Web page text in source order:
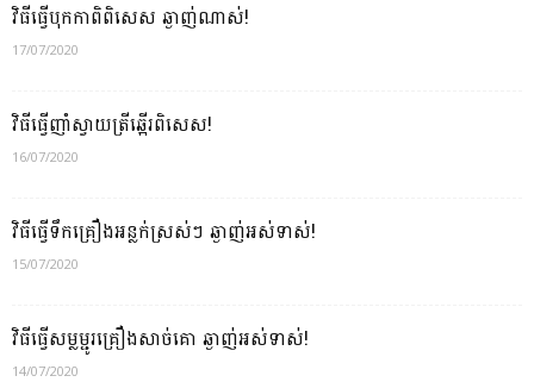
វិធីធ្វើបុកកាពិពិសេស ឆ្ងាញ់ណាស់!
17/07/2020
វិធីធ្វើញាំស្វាយត្រីឆ្អើរពិសេស!
16/07/2020
វិធីធ្វើទឹកគ្រឿងអន្លក់ស្រស់ៗ ឆ្ងាញ់អស់ទាស់!
15/07/2020
វិធីធ្វើសម្លម្ជូរគ្រឿងសាច់គោ ឆ្ងាញ់អស់ទាស់!
14/07/2020